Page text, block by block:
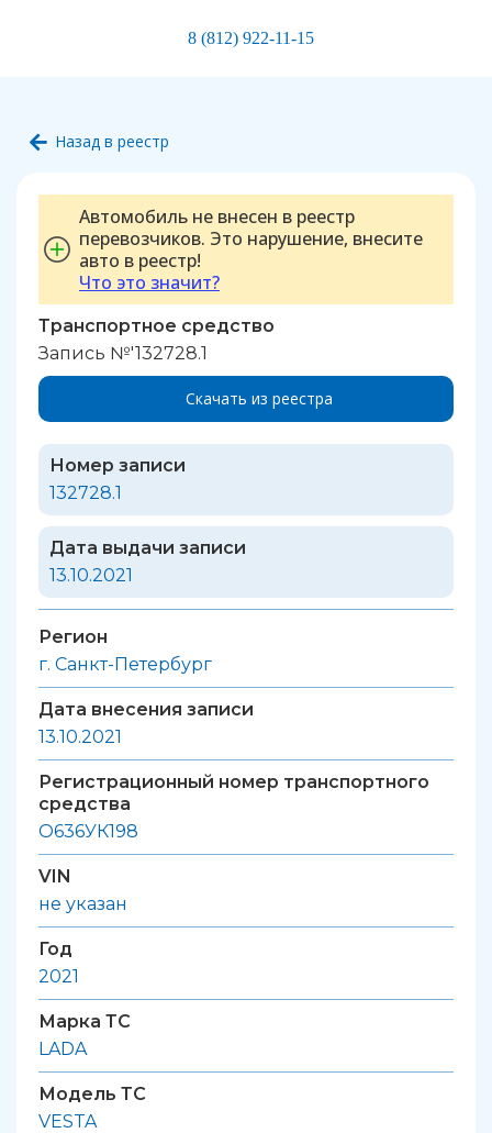
8 (812) 922-11-15
Назад в реестр
Автомобиль не внесен в реестр
перевозчиков. Это нарушение, внесите
авто в реестр!
Что это значит?
Транспортное средство
Запись №'132728.1
Скачать из реестра
Номер записи
132728.1
Дата выдачи записи
13.10.2021
Регион
г. Санкт-Петербург
Дата внесения записи
13.10.2021
Регистрационный номер транспортного
средства
О636УК198
VIN
не указан
Год
2021
Марка ТС
LADA
Модель ТС
VESTA